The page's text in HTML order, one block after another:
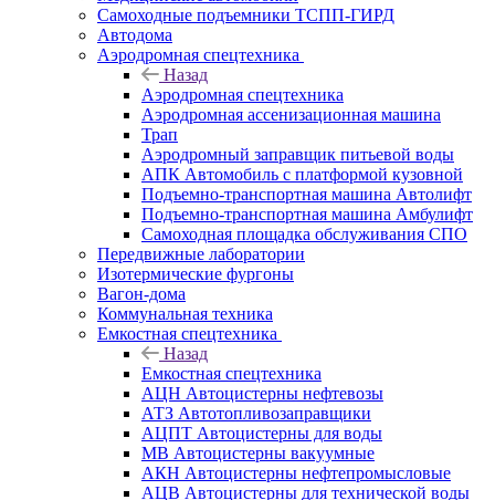
Самоходные подъемники ТСПП-ГИРД
Автодома
Аэродромная спецтехника
Назад
Аэродромная спецтехника
Аэродромная ассенизационная машина
Трап
Аэродромный заправщик питьевой воды
АПК Автомобиль с платформой кузовной
Подъемно-транспортная машина Автолифт
Подъемно-транспортная машина Амбулифт
Самоходная площадка обслуживания СПО
Передвижные лаборатории
Изотермические фургоны
Вагон-дома
Коммунальная техника
Емкостная спецтехника
Назад
Емкостная спецтехника
АЦН Автоцистерны нефтевозы
АТЗ Автотопливозаправщики
АЦПТ Автоцистерны для воды
МВ Автоцистерны вакуумные
АКН Автоцистерны нефтепромысловые
АЦВ Автоцистерны для технической воды